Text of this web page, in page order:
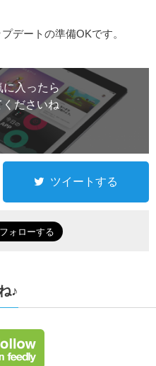
デートの準備OKです。
に入ったら
ださいね
ツイートする
♪